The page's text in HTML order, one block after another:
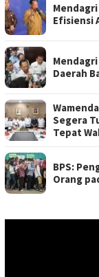
Efisiensi
Daerah
Segera
Tepat
BPS:
Orang